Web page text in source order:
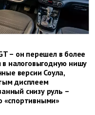
– он перешел в более
в налоговыгодную нишу
версии Соула,
дисплеем
снизу руль –
«спортивными»